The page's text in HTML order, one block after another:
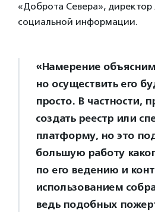
«Доброта Севера», директор
социальной информации.
«Намерение
но осуществить его
просто. В частности,
создать реестр или
платформу, но это
большую работу
по его ведению и
использованием
ведь подобных